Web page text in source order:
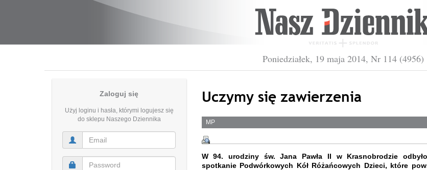
Poniedziałek, 19 maja 2014, Nr 114 (4956)
Zaloguj się
Użyj loginu i hasła, którymi logujesz się
do sklepu Naszego Dziennika
Uczymy się zawierzenia
MP
W 94. urodziny św. Jana Pawła II w Krasnobrodzie
spotkanie Podwórkowych Kół Różańcowych Dzieci, które